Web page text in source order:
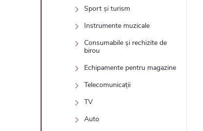
Sport și turism
Instrumente muzicale
Consumabile și rechizite de
birou
Echipamente pentru magazine
Telecomunicații
TV
Auto